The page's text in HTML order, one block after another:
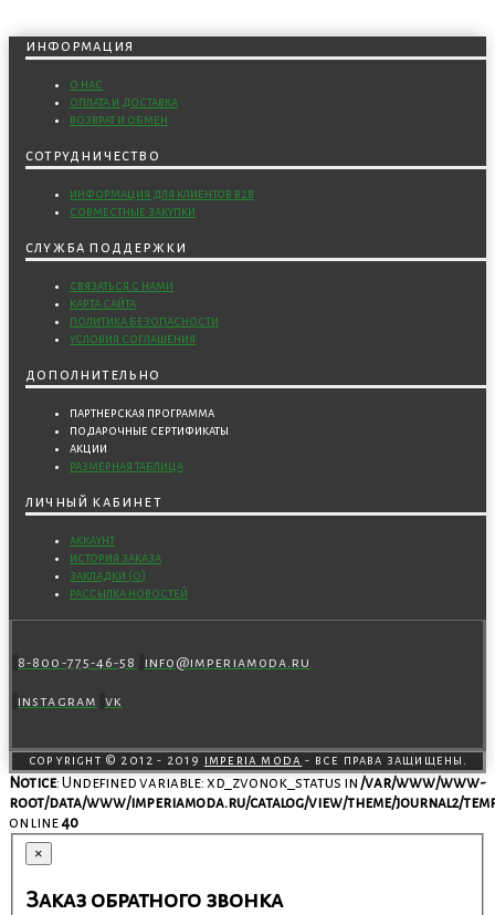
информация
о нас
оплата и доставка
возврат и обмен
сотрудничество
информация для клиентов b2b
совместные закупки
служба поддержки
связаться с нами
карта сайта
политика безопасности
условия соглашения
дополнительно
партнерская программа
подарочные сертификаты
акции
размерная таблица
личный кабинет
аккаунт
история заказа
закладки (0)
рассылка новостей
8-800-775-46-58 info@imperiamoda.ru
instagram vk
copyright © 2012 - 2019 imperia moda - все права защищены.
Notice: Undefined variable: xd_zvonok_status in /var/www/www-
root/data/www/imperiamoda.ru/catalog/view/theme/journal2/
on line40
×
Заказ обратного звонка